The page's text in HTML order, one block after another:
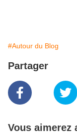
#Autour du Blog
Partager
Vous aimerez